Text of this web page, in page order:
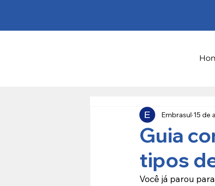
Guia
tipos
Embrasul 15 de
Você já parou